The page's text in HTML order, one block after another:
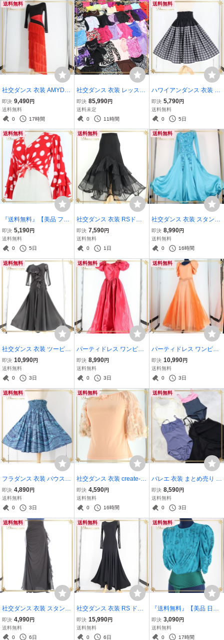
ダンス ード い 赤
送料無料
社交ダンス 衣装 AMYDA
NCE APPAREL エイミー
ダンス・アパレル ドレス
ラテン レッド系 ブラック
ラインストーン
即決 9,490円
送料無料
0
17時間
社交ダンス 衣装 レッスン
着 150枚 セット 豪華大量
まとめ売り ブラウス トッ
プス 150着 SET 練習着 ス
エ モダン
即決 85,990円
送料未定
0
11時間
送料無料
ハワイアンダンス 衣装 フ
ラダンス ブラック系 チェ
ック柄 フリル レース 黒
白 灰色 ハワイアン アロハ
即決 5,790円
送料無料
0
5日
送料無料
『送料無料』【美品 フラ
メンコ衣装】レッド あと
りえaiai ブラウス トップ
ス 赤 水玉 ドット 伸縮 リ
ホワイト
即決 5,190円
送料無料
0
5日
送料無料
社交ダンス 衣装 RSドレ
ス スカート レッスンウェ
ア ブラック系 黒 イタリア
製 チュール 透け感 光沢感
わいい
即決 7,590円
送料無料
0
1日
送料無料
社交ダンス 衣装 スタンダ
ード ドレス ワンピース パ
ーティ衣装 水色 ライトブ
ルー系 prima boutique プ
沢
即決 8,990円
送料無料
0
16時間
送料無料
社交ダンス 衣装 ツーピー
ス レッスンウェア ブラッ
ク系 黒 セットアップ 上下
セット トップス スカート
ジ衣装
即決 10,990円
送料無料
0
3日
送料無料
パーティドレス ワンピー
ス ドレス レッド系 ピンク
系 赤 ピンク ドレスブラッ
ク Dress Black レース 花
演奏会
即決 8,990円
送料無料
0
3日
送料無料
パーティドレス ワンピー
ス ドレス オレンジ系 ライ
ンストーン ビーズ レース
プリーツ 発表会 二次会 イ
ューム
即決 10,990円
送料無料
0
3日
送料無料
フラダンス 衣装 パウスカ
ート ブルー系 ハワイアン
プリント アロハ フラ ダン
ス レッスン 練習 シングル
即決 4,890円
送料無料
0
3日
送料無料
社交ダンス 衣装 create-su
n クリエイトサン トップ
ス カットソー レッスンウ
ェア オレンジ系 レース 花
ンストーン
即決 4,590円
送料無料
0
16時間
送料無料
バレエ 衣装 まとめ売り セ
ット レオタード スカート
レディース 大人 レッスン
練習着 インナー 巻きスカ
ア M
即決 8,590円
送料無料
0
3日
送料無料
社交ダンス 衣装 スタンダ
ード スカート レッスンウ
ェア ダンスパーティー ブ
ラック系 黒 無地 シンプル
即決 4,990円
送料無料
0
6日
送料無料
社交ダンス 衣装 RS ドレ
ス ワンピース ブラック系
黒 無地 伸縮 ストレッチ
パーティ ダンス 発表会 レ
即決 15,990円
送料無料
0
6日
送料無料
『送料無料』【美品 日本
製社交ダンス衣装】グリ
ーン系 青緑 トップス Brig
ht Proceed ブライトプロ
即決 3,090円
送料無料
0
17時間